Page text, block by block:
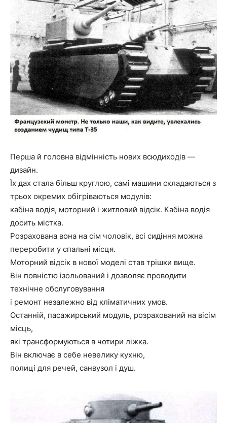
Перша й головна відмінність нових всюдиходів —
дизайн.
Їх дах стала більш круглою, самі машини складаються з
трьох окремих обігріваються модулів:
кабіна водія, моторний і житловий відсік. Кабіна водія
досить містка.
Розрахована вона на сім чоловік, всі сидіння можна
переробити у спальні місця.
Моторний відсік в нової моделі став трішки вище.
Він повністю ізольований і дозволяє проводити
технічне обслуговування
і ремонт незалежно від кліматичних умов.
Останній, пасажирський модуль, розрахований на вісім
місць,
які трансформуються в чотири ліжка.
Він включає в себе невелику кухню,
полиці для речей, санвузол і душ.